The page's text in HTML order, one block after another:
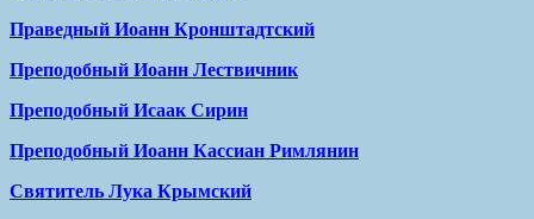
Праведный Иоанн Кронштадтский
Преподобный Иоанн Лествичник
Преподобный Исаак Сирин
Преподобный Иоанн Кассиан Римлянин
Святитель Лука Крымский